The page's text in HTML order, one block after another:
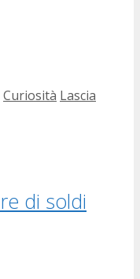
Curiosità Lascia
di soldi